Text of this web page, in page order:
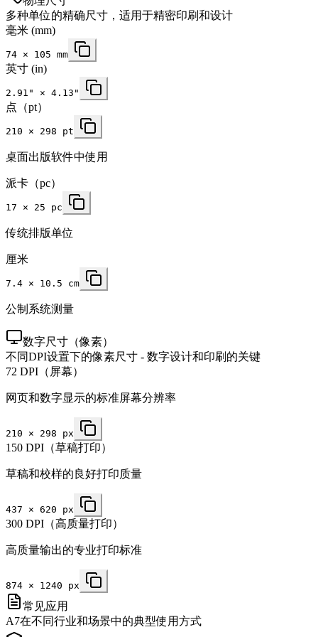
多种单位的精确尺寸，适用于精密印刷和设计
毫米 (mm)
74 × 105 mm
英寸 (in)
2.91 " × 4.13 "
点（pt）
210 × 298 pt
桌面出版软件中使用
派卡（pc）
17 × 25 pc
传统排版单位
厘米
7.4 × 10.5 cm
公制系统测量
数字尺寸（像素）
不同DPI设置下的像素尺寸 - 数字设计和印刷的关键
72 DPI（屏幕）
网页和数字显示的标准屏幕分辨率
210 × 298 px
150 DPI（草稿打印）
草稿和校样的良好打印质量
437 × 620 px
300 DPI（高质量打印）
高质量输出的专业打印标准
874 × 1240 px
常见应用
A7在不同行业和场景中的典型使用方式